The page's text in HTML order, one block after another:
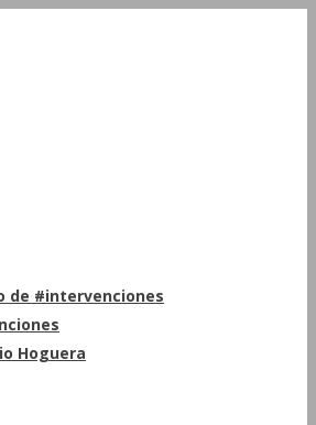
de #intervenciones
Hoguera